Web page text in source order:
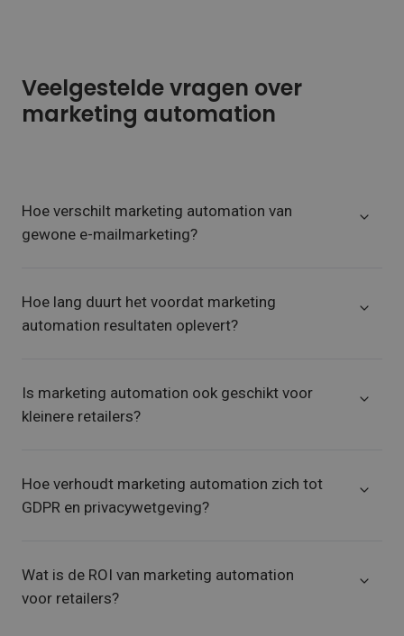
Veelgestelde vragen over
marketing automation
Hoe verschilt marketing automation van
gewone e-mailmarketing?
Hoe lang duurt het voordat marketing
automation resultaten oplevert?
Is marketing automation ook geschikt voor
kleinere retailers?
Hoe verhoudt marketing automation zich tot
GDPR en privacywetgeving?
Wat is de ROI van marketing automation
voor retailers?